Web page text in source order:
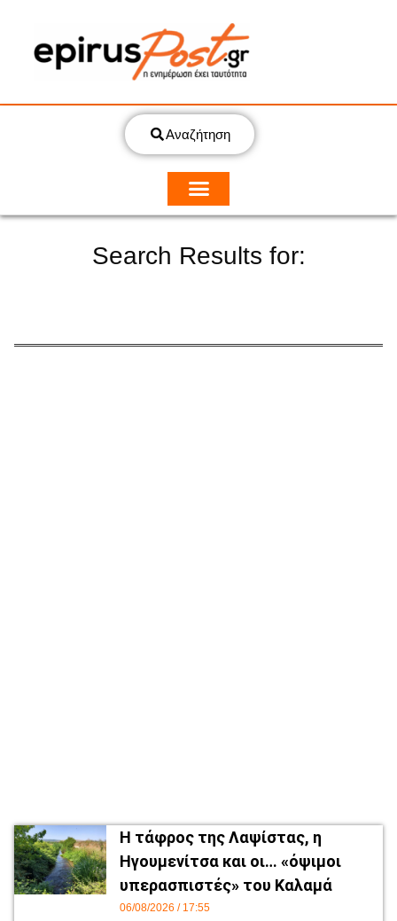
Αναζήτηση
Search Results for:
Η τάφρος της Λαψίστας, η
Ηγουμενίτσα και οι… «όψιμοι
υπερασπιστές» του Καλαμά
06/08/2026 17:55